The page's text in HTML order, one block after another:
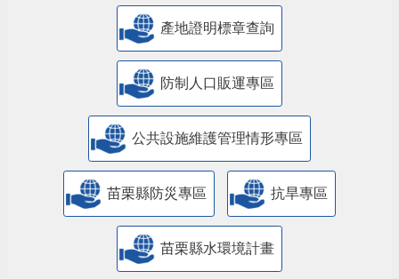
產地證明標章查詢
防制人口販運專區
​公共設施維護管理情形專區
苗栗縣防災專區 抗旱專區
苗栗縣水環境計畫